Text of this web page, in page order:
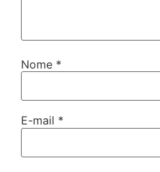
Nome *
E-mail *